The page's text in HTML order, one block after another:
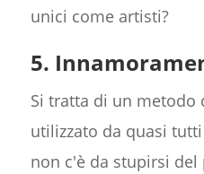
unici come artisti?
5.
Si tratta di un metodo
utilizzato da quasi
non c'è da stupirsi del